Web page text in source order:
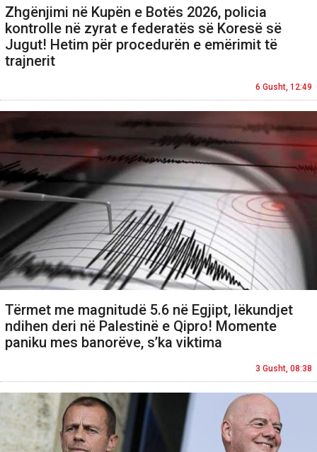
Zhgënjimi në Kupën e Botës 2026, policia
kontrolle në zyrat e federatës së Koresë së
Jugut! Hetim për procedurën e emërimit të
trajnerit
6 Gusht, 12:49
Tërmet me magnitudë 5.6 në Egjipt, lëkundjet
ndihen deri në Palestinë e Qipro! Momente
paniku mes banorëve, s’ka viktima
3 Gusht, 08:38